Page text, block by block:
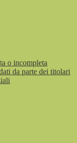
o incompleta
da parte dei titolari